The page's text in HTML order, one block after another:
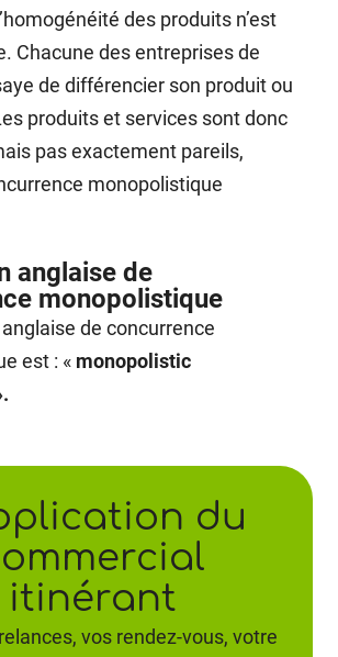
des produits n’est
Chacune des entreprises de
de différencier son produit ou
produits et services sont donc
pas exactement pareils,
monopolistique
anglaise de
monopolistique
de concurrence
est : « monopolistic
du
itinérant
vos rendez-vous, votre